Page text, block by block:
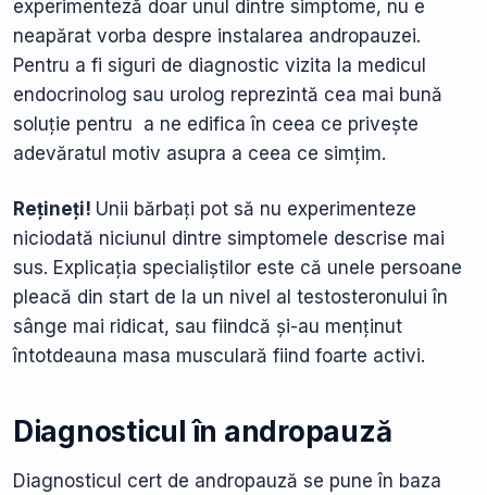
experimenteză doar unul dintre simptome, nu e
neapărat vorba despre instalarea andropauzei.
Pentru a fi siguri de diagnostic vizita la medicul
endocrinolog sau urolog reprezintă cea mai bună
soluție pentru a ne edifica în ceea ce privește
adevăratul motiv asupra a ceea ce simțim.
Rețineți! Unii bărbați pot să nu experimenteze
niciodată niciunul dintre simptomele descrise mai
sus. Explicația specialiștilor este că unele persoane
pleacă din start de la un nivel al testosteronului în
sânge mai ridicat, sau fiindcă și-au menținut
întotdeauna masa musculară fiind foarte activi.
Diagnosticul în andropauză
Diagnosticul cert de andropauză se pune în baza